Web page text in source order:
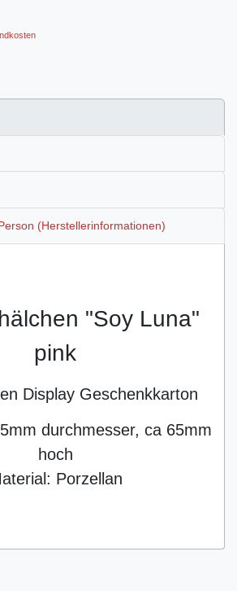
(Herstellerinformationen)
"Soy Luna"
pink
Display Geschenkkarton
durchmesser, ca 65mm
hoch
Porzellan